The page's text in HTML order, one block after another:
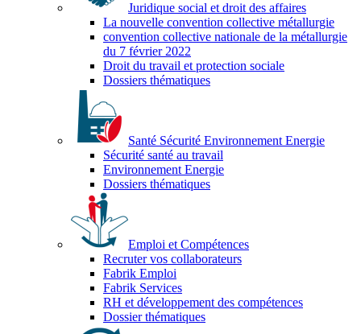
Juridique social et droit des affaires
La nouvelle convention collective métallurgie
convention collective nationale de la métallurgie
du 7 février 2022
Droit du travail et protection sociale
Dossiers thématiques
Santé Sécurité Environnement Energie
Sécurité santé au travail
Environnement Energie
Dossiers thématiques
Emploi et Compétences
Recruter vos collaborateurs
Fabrik Emploi
Fabrik Services
RH et développement des compétences
Dossier thématiques